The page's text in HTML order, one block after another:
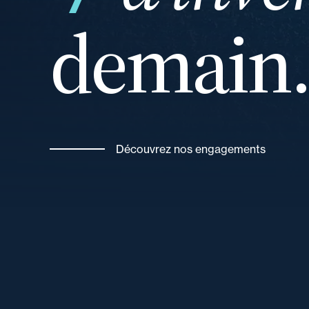
demain.
Découvrez nos engagements
vos